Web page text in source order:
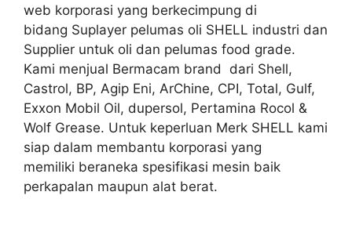
web korporasi yang berkecimpung di
bidang Suplayer pelumas oli SHELL industri dan
Supplier untuk oli dan pelumas food grade.
Kami menjual Bermacam brand dari Shell,
Castrol, BP, Agip Eni, ArChine, CPI, Total, Gulf,
Exxon Mobil Oil, dupersol, Pertamina Rocol &
Wolf Grease. Untuk keperluan Merk SHELL kami
siap dalam membantu korporasi yang
memiliki beraneka spesifikasi mesin baik
perkapalan maupun alat berat.